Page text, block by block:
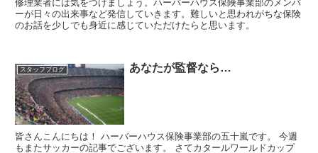
修理業者には気をつけましょう。ハーバーハウス保険事業部のメンバ
ーが日々の出来事など発信していきます。難しいと思われがちな保険
のお話を少しでも身近に感じていただけたらと思います。
スタッフブログ あなたが監督なら…
皆さんこんにちは！ ハーバーハウス保険事業部の五十嵐です。 今週
もまたサッカーの記事でございます。 さてカタールワールドカップ